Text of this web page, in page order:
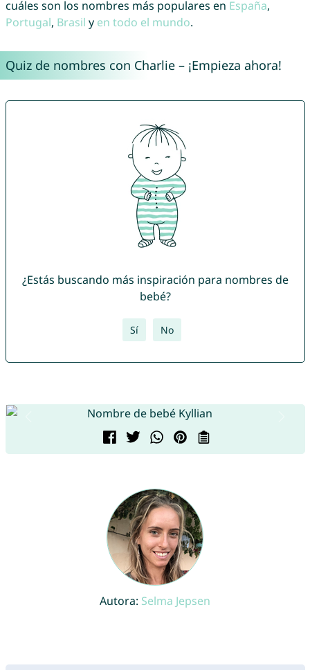
cuáles son los nombres más populares en España,
Portugal, Brasil y en todo el mundo.
Quiz de nombres con Charlie – ¡Empieza ahora!
¿Estás buscando más inspiración para nombres de
bebé?
Sí No
Autora: Selma Jepsen